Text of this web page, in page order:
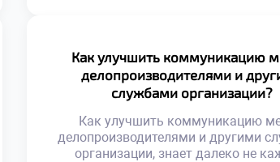
профилактика проблем
профессионала высокого класса от
исполнителя. Управление рисками
системного мышления и
понимания бизнес-процессов.
просто оформлять […]
Как улучшить коммуникацию
делопроизводителями и
службами организации?
Как улучшить коммуникацию
делопроизводителями и другими
организации, знает далеко не